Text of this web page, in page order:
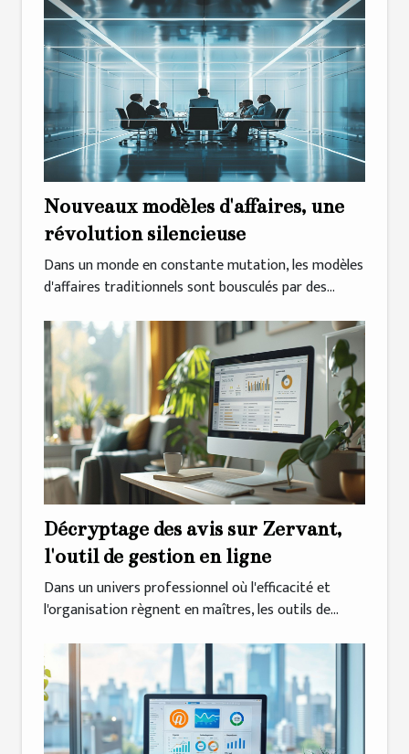
Nouveaux modèles d'affaires, une
révolution silencieuse
Dans un monde en constante mutation, les modèles
d'affaires traditionnels sont bousculés par des...
Décryptage des avis sur Zervant,
l'outil de gestion en ligne
Dans un univers professionnel où l'efficacité et
l'organisation règnent en maîtres, les outils de...